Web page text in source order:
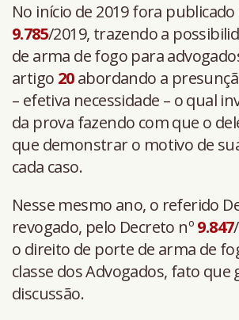
No início de 2019 fora publicado
9.785/2019, trazendo a
de arma de fogo para
artigo 20abordando a
– efetiva necessidade – o qual
da prova fazendo com que o
que demonstrar o motivo de
cada caso.
Nesse mesmo ano, o referido
revogado, pelo Decreto nº9.847
o direito de porte de arma de
classe dos Advogados, fato que
discussão.